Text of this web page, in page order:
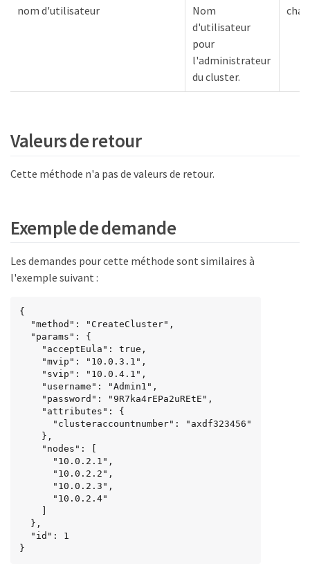
nom d'utilisateur
Nom
d'utilisateur
pour
l'administrateur
du cluster.
Valeurs de retour
Cette méthode n'a pas de valeurs de retour.
Exemple de demande
Les demandes pour cette méthode sont similaires à
l'exemple suivant :
{
}